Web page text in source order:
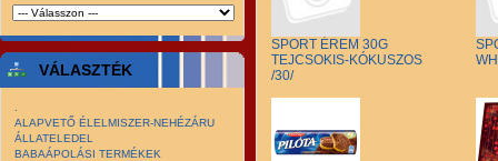
VÁLASZTÉK
ALAPVETŐ ÉLELMISZER-NEHÉZÁRU
ÁLLATELEDEL
BABAÁPOLÁSI TERMÉKEK
SPORT ÉREM 30G
TEJCSOKIS-KÓKUSZOS
/30/